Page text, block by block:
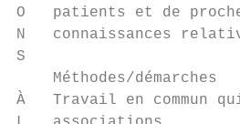
O   patients et de
N   connaissances
S
    Méthodes/démarches
À   Travail en commun